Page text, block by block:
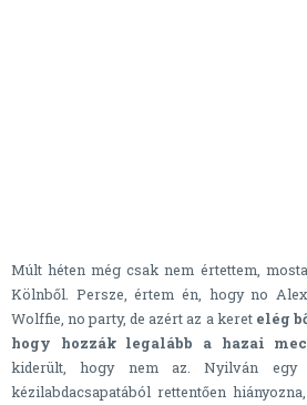
Múlt héten még csak nem értettem,
Kölnből. Persze, értem én, hogy no
Wolffie, no party, de azért az a keret elég
hogy hozzák legalább a hazai
kiderült, hogy nem az. Nyilván egy
kézilabdacsapatából rettentően